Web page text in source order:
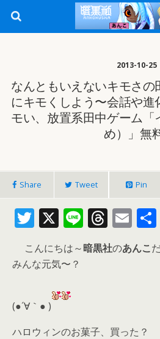
2013-10-25
なんともいえないキモさの
にキモくしよう〜会話や
モい、放置系田中ゲーム
め）」無
Share Tweet Pin
T
w
itt
er
X Li
n
e
T
h
re
E
m
ai
こんにちは～暗黒社のあんこ
みんな元気〜？
(●´∀｀● )
ハロウィンのお菓子、買った？